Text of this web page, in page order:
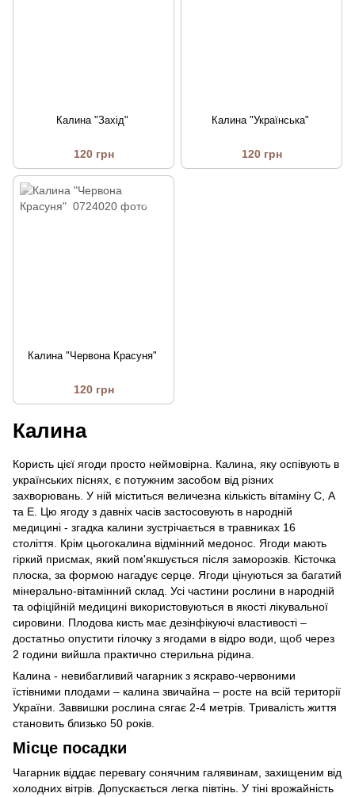
Калина "Захід"
120 грн
Калина "Українська"
120 грн
Калина "Червона Красуня"
120 грн
Калина
Користь цієї ягоди просто неймовірна. Калина, яку оспівують в
українських піснях, є потужним засобом від різних
захворювань. У ній міститься величезна кількість вітаміну С, А
та Е. Цю ягоду з давніх часів застосовують в народній
медицині - згадка калини зустрічається в травниках 16
століття. Крім цьогокалина відмінний медонос. Ягоди мають
гіркий присмак, який пом'якшується після заморозків. Кісточка
плоска, за формою нагадує серце. Ягоди цінуються за багатий
мінерально-вітамінний склад. Усі частини рослини в народній
та офіційній медицині використовуються в якості лікувальної
сировини. Плодова кисть має дезінфікуючі властивості –
достатньо опустити гілочку з ягодами в відро води, щоб через
2 години вийшла практично стерильна рідина.
Калина - невибагливий чагарник з яскраво-червоними
їстівними плодами – калина звичайна – росте на всій території
України. Заввишки рослина сягає 2-4 метрів. Тривалість життя
становить близько 50 років.
Місце посадки
Чагарник віддає перевагу сонячним галявинам, захищеним від
холодних вітрів. Допускається легка півтінь. У тіні врожайність